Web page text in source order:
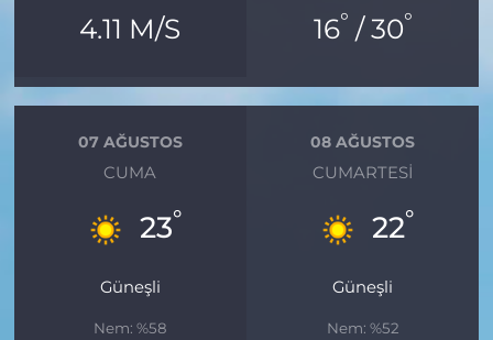
4.11 M/S 16° / 30°
07 AĞUSTOS
CUMA
23°
Güneşli
Nem: %58
08 AĞUSTOS
CUMARTESI
22°
Güneşli
Nem: %52